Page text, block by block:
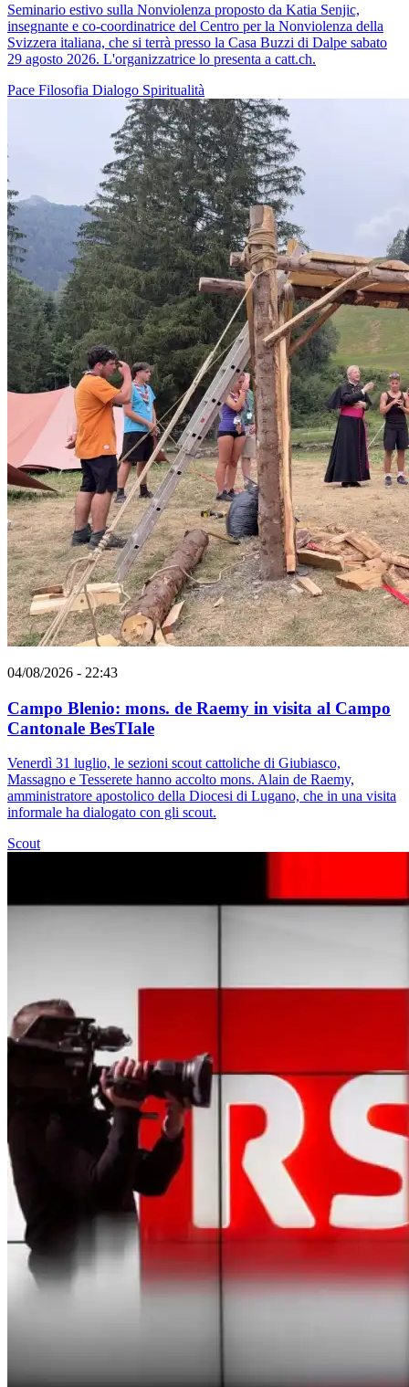
Seminario estivo sulla Nonviolenza proposto da Katia Senjic,
insegnante e co-coordinatrice del Centro per la Nonviolenza della
Svizzera italiana, che si terrà presso la Casa Buzzi di Dalpe sabato
29 agosto 2026. L'organizzatrice lo presenta a catt.ch.
Pace Filosofia Dialogo Spiritualità
04/08/2026 - 22:43
Campo Blenio: mons. de Raemy in visita al Campo
Cantonale BesTIale
Venerdì 31 luglio, le sezioni scout cattoliche di Giubiasco,
Massagno e Tesserete hanno accolto mons. Alain de Raemy,
amministratore apostolico della Diocesi di Lugano, che in una visita
informale ha dialogato con gli scout.
Scout